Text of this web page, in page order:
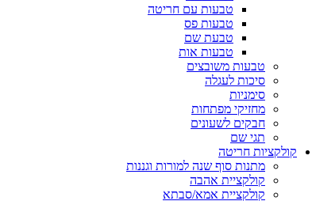
טבעות עם חריטה
טבעות פס
טבעת שם
טבעות אות
טבעות משובצים
סיכות לעגלה
סימניות
מחזיקי מפתחות
חבקים לשעונים
תגי שם
קולקציות חריטה
מתנות סוף שנה למורות וגננות
קולקציית אהבה
קולקציית אמא/סבתא